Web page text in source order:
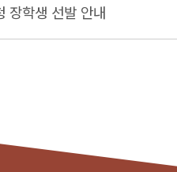
장학생 선발 안내